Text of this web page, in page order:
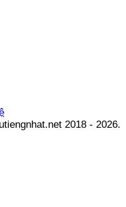
2018 - 2026.